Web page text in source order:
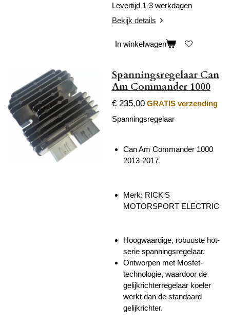
Levertijd 1-3 werkdagen
Bekijk details
In winkelwagen
Spanningsregelaar Can
Am Commander 1000
€ 235,00 GRATIS verzending
Spanningsregelaar
Can Am Commander 1000
2013-2017
Merk: RICK'S
MOTORSPORT ELECTRIC
Hoogwaardige, robuuste hot-
serie spanningsregelaar.
Ontworpen met Mosfet-
technologie, waardoor de
gelijkrichterregelaar koeler
werkt dan de standaard
gelijkrichter.